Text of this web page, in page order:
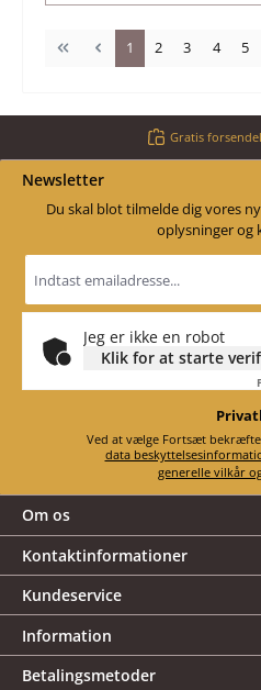
Side
1 Side
2 Side
3 Side
4 Side
5
Gratis
Newsletter
Du skal blot tilmelde dig vores
oplysninger og
adresse
*
Jeg er ikke en robot
Klik for at starte
data
generelle vilkår
Om os
Kontaktinformationer
Kundeservice
Information
Betalingsmetoder